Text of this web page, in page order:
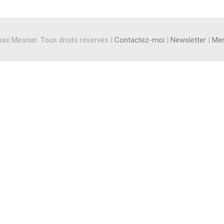
Mesnier. Tous droits réservés |Contactez-moi |Newsletter |